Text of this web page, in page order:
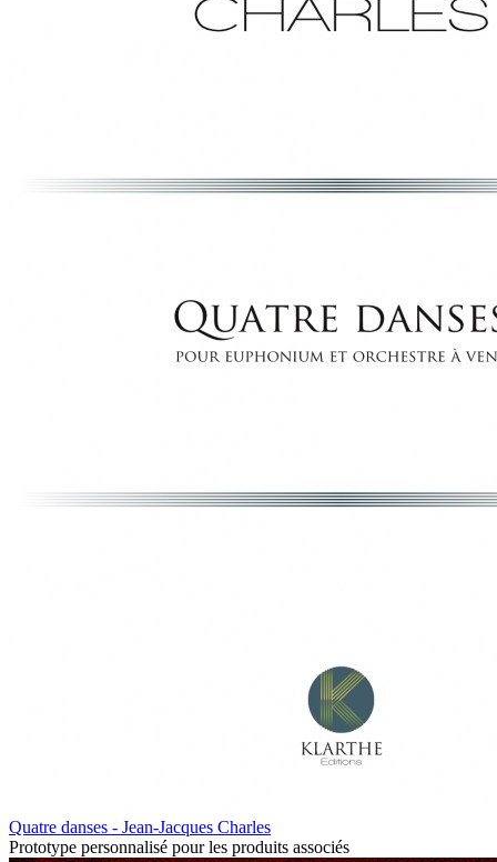
Quatre danses - Jean-Jacques Charles
Prototype personnalisé pour les produits associés